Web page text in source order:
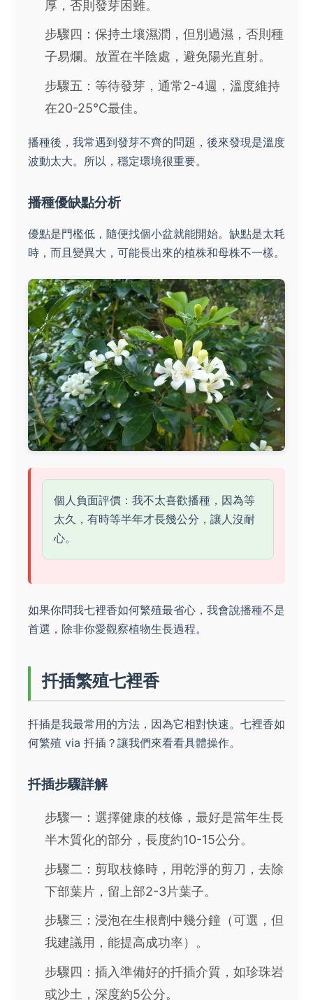
厚，否則發芽困難。
步驟四：保持土壤濕潤，但別過濕，否則種
子易爛。放置在半陰處，避免陽光直射。
步驟五：等待發芽，通常2-4週，溫度維持
在20-25°C最佳。
播種後，我常遇到發芽不齊的問題，後來發現是溫度
波動太大。所以，穩定環境很重要。
播種優缺點分析
優點是門檻低，隨便找個小盆就能開始。缺點是太耗
時，而且變異大，可能長出來的植株和母株不一樣。
個人負面評價：我不太喜歡播種，因為等
太久，有時等半年才長幾公分，讓人沒耐
心。
如果你問我七裡香如何繁殖最省心，我會說播種不是
首選，除非你愛觀察植物生長過程。
扦插繁殖七裡香
扦插是我最常用的方法，因為它相對快速。七裡香如
何繁殖 via 扦插？讓我們來看看具體操作。
扦插步驟詳解
步驟一：選擇健康的枝條，最好是當年生長
半木質化的部分，長度約10-15公分。
步驟二：剪取枝條時，用乾淨的剪刀，去除
下部葉片，留上部2-3片葉子。
步驟三：浸泡在生根劑中幾分鐘（可選，但
我建議用，能提高成功率）。
步驟四：插入準備好的扦插介質，如珍珠岩
或沙土，深度約5公分。